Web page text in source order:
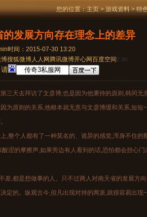
您的位置：主页>游戏资料>特
的发展方向存在理念上的差异
时间：2015-07-30 13:20
博搜狐微博人人网 腾讯微博开心网百度空间 2.9K
三天去拜访了文彦博;也是因为他秉持的原则,韩冈无
为原则的关系,他根本就无意与文彦博缓和关系,短短
,整个人都有了一种莫名的、诡异的感觉,浑身不住的
涩的摩擦声,如果旁边有人看到的话,恐怕都会担心门
差,都是想做事的人。只不过两人对南天省的发展方
定的。纵观古今,但凡出现对持的两派,就很容易出现